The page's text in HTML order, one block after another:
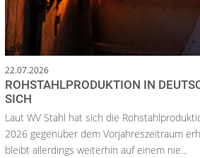
22.07.2026
ROHSTAHLPRODUKTION IN
SICH
Laut WV Stahl hat sich die
2026 gegenüber dem Vorjahreszeitraum
bleibt allerdings weiterhin auf einem nie...